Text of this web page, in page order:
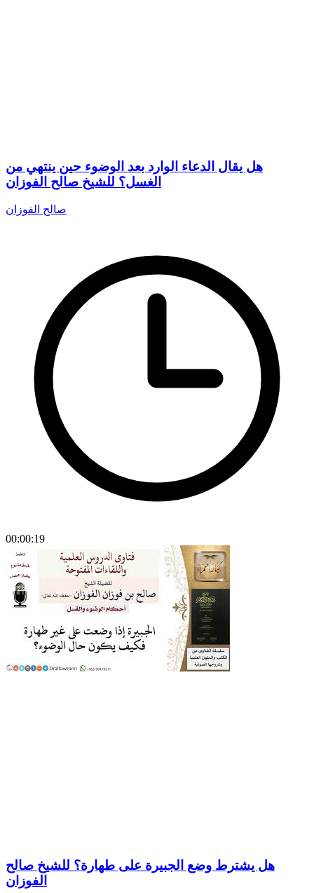
هل يقال الدعاء الوارد بعد الوضوء حين ينتهي من
الغسل؟ للشيخ صالح الفوزان
صالح الفوزان
00:00:19
هل يشترط وضع الجبيرة على طهارة؟ للشيخ صالح
الفوزان